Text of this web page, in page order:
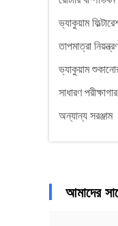
ভ্যাকুয়াম
তাপমাত্রা
ভ্যাকুয়াম
সাধারণ
অন্যান্য সরঞ্জাম
আমাদের